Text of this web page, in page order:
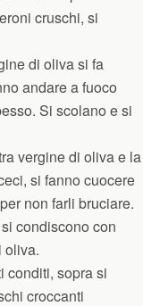
cruschi, si
di oliva si fa
andare a fuoco
Si scolano e si
vergine di oliva e la
si fanno cuocere
non farli bruciare.
condiscono con
oliva.
conditi, sopra si
croccanti